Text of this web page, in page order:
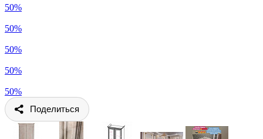
50%
50%
50%
50%
50%
Поделиться